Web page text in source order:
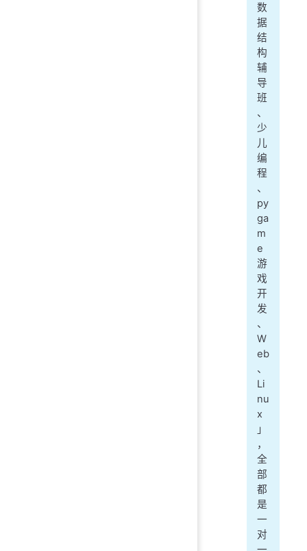
数
据
结
构
辅
导
班
、
少
儿
编
程
、
py
ga
m
e
游
戏
开
发
、
W
eb
、
Li
nu
x
」
，
全
部
都
是
一
对